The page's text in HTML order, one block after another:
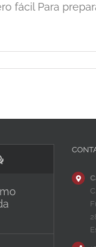
fácil Para
Comentarios